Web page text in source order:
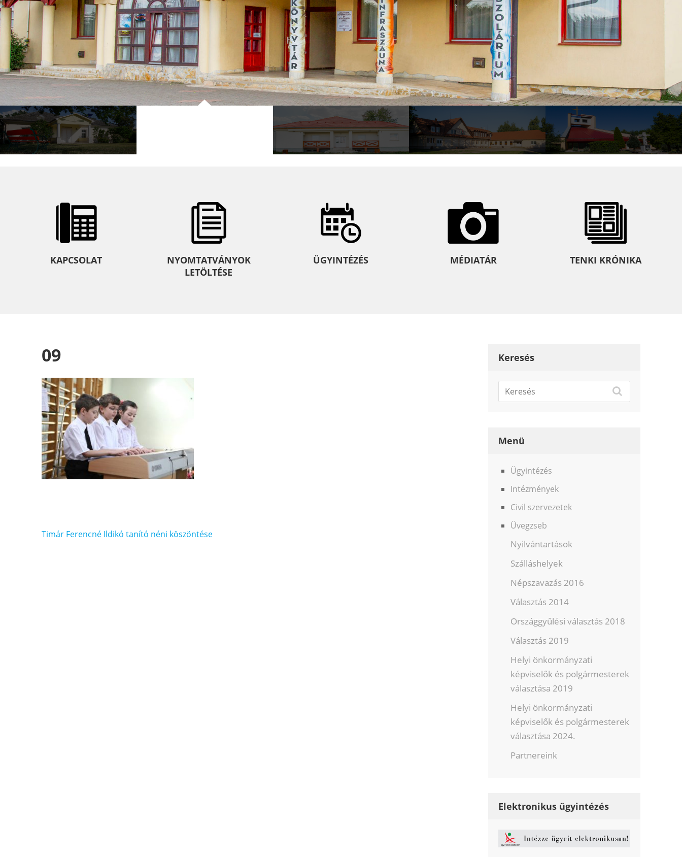
KAPCSOLAT
NYOMTATVÁNYOK
LETÖLTÉSE
ÜGYINTÉZÉS MÉDIATÁR TENKI KRÓNIKA
09
Bejegyzés
Timár Ferencné Ildikó tanító néni köszöntése
Keresés
Menü
Ügyintézés
Intézmények
Civil szervezetek
Üvegzseb
Nyilvántartások
Szálláshelyek
Népszavazás 2016
Választás 2014
Országgyűlési választás 2018
Választás 2019
Helyi önkormányzati
képviselők és polgármesterek
választása 2019
Helyi önkormányzati
képviselők és polgármesterek
választása 2024.
Partnereink
Elektronikus ügyintézés